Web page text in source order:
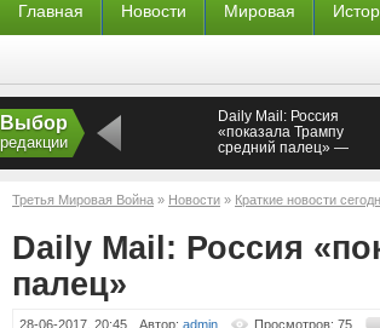
Главная Новости Мировая
Выбор
редакции
Daily Mail: Россия
«показала Трампу
средний палец» —
Третья Мировая Война » Новости » Краткие новости
Daily Mail: Россия
палец»
28-06-2017, 20:45 Автор: admin Просмотров: 75